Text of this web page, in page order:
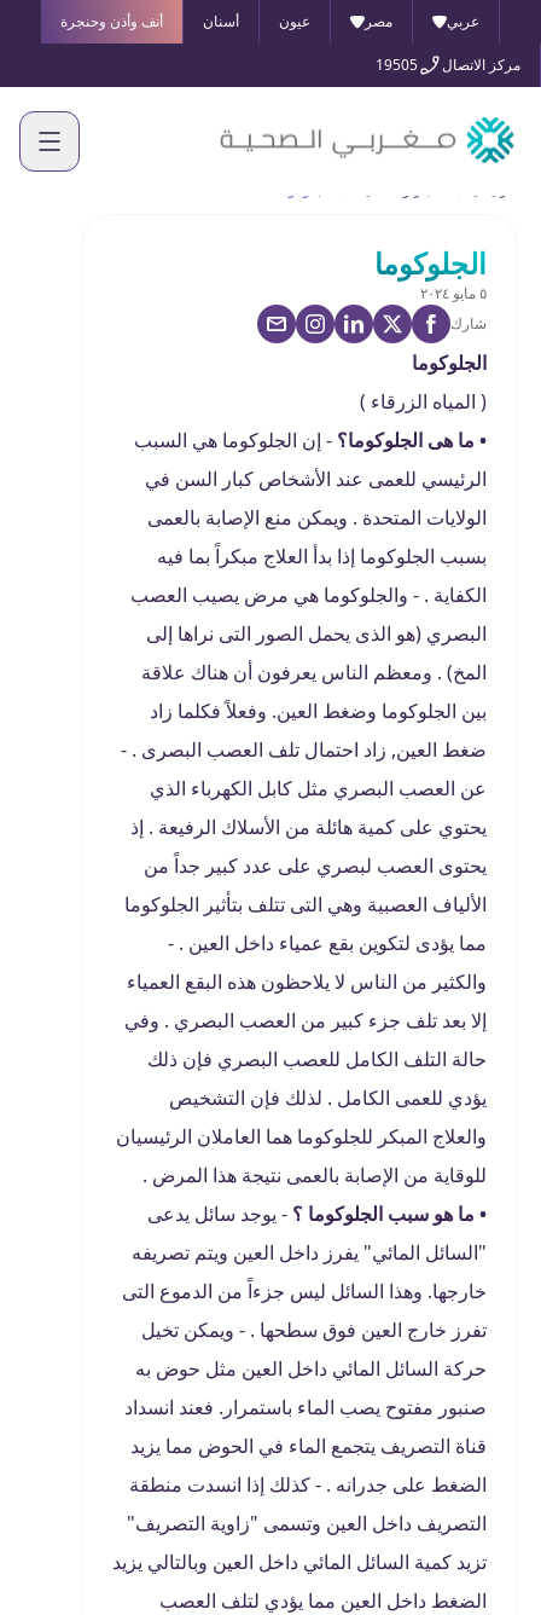
عربي مصر عيون أسنان أنف وأذن وحنجرة
مركز الاتصال 19505
الجلوكوما
٥ مايو ٢٠٢٤
شارك
الجلوكوما
( المياه الزرقاء )
• ما هى الجلوكوما؟ - إن الجلوكوما هي السبب
الرئيسي للعمى عند الأشخاص كبار السن في
الولايات المتحدة . ويمكن منع الإصابة بالعمى
بسبب الجلوكوما إذا بدأ العلاج مبكراً بما فيه
الكفاية . - والجلوكوما هي مرض يصيب العصب
البصري (هو الذى يحمل الصور التى نراها إلى
المخ) . ومعظم الناس يعرفون أن هناك علاقة
بين الجلوكوما وضغط العين. وفعلاً فكلما زاد
ضغط العين, زاد احتمال تلف العصب البصرى . -
عن العصب البصري مثل كابل الكهرباء الذي
يحتوي على كمية هائلة من الأسلاك الرفيعة . إذ
يحتوى العصب لبصري على عدد كبير جداً من
الألياف العصبية وهي التى تتلف بتأثير الجلوكوما
مما يؤدى لتكوين بقع عمياء داخل العين . -
والكثير من الناس لا يلاحظون هذه البقع العمياء
إلا بعد تلف جزء كبير من العصب البصري . وفي
حالة التلف الكامل للعصب البصري فإن ذلك
يؤدي للعمى الكامل . لذلك فإن التشخيص
والعلاج المبكر للجلوكوما هما العاملان الرئيسيان
للوقاية من الإصابة بالعمى نتيجة هذا المرض .
• ما هو سبب الجلوكوما ؟ - يوجد سائل يدعى
"السائل المائي" يفرز داخل العين ويتم تصريفه
خارجها. وهذا السائل ليس جزءاً من الدموع التى
تفرز خارج العين فوق سطحها . - ويمكن تخيل
حركة السائل المائي داخل العين مثل حوض به
صنبور مفتوح يصب الماء باستمرار. فعند انسداد
قناة التصريف يتجمع الماء في الحوض مما يزيد
الضغط على جدرانه . - كذلك إذا انسدت منطقة
التصريف داخل العين وتسمى "زاوية التصريف"
تزيد كمية السائل المائي داخل العين وبالتالي يزيد
الضغط داخل العين مما يؤدي لتلف العصب